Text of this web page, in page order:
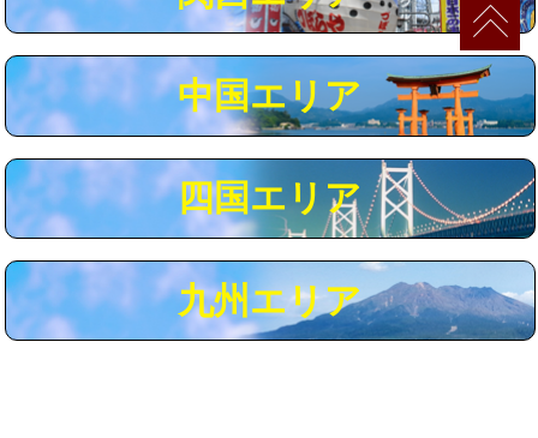
追加人工 16,500円
※給水管工事は20mmまでの価格です。
中国エリア
四国エリア
九州エリア